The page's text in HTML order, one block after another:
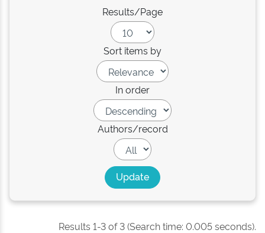
Results/Page
Sort items by
In order
Authors/record
Results 1-3 of 3 (Search time: 0.005 seconds).